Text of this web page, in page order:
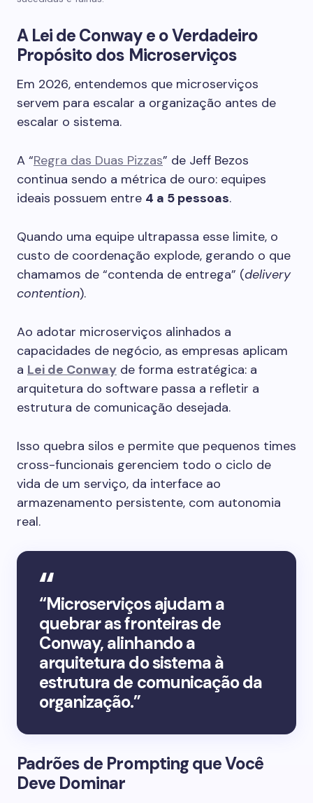
A Lei de Conway e o Verdadeiro
Propósito dos Microserviços
Em 2026, entendemos que microserviços
servem para escalar a organização antes de
escalar o sistema.
A “Regra das Duas Pizzas” de Jeff Bezos
continua sendo a métrica de ouro: equipes
ideais possuem entre 4 a 5 pessoas.
Quando uma equipe ultrapassa esse limite, o
custo de coordenação explode, gerando o que
chamamos de “contenda de entrega” (delivery
contention).
Ao adotar microserviços alinhados a
capacidades de negócio, as empresas aplicam
a Lei de Conway de forma estratégica: a
arquitetura do software passa a refletir a
estrutura de comunicação desejada.
Isso quebra silos e permite que pequenos times
cross-funcionais gerenciem todo o ciclo de
vida de um serviço, da interface ao
armazenamento persistente, com autonomia
real.
“Microserviços ajudam a
quebrar as fronteiras de
Conway, alinhando a
arquitetura do sistema à
estrutura de comunicação da
organização.”
Padrões de Prompting que Você
Deve Dominar